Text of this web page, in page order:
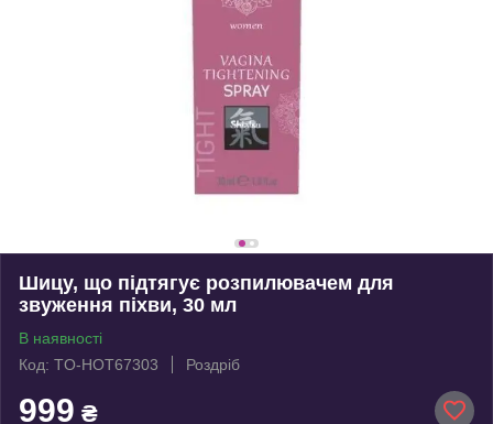
Шицу, що підтягує розпилювачем для
звуження піхви, 30 мл
В наявності
Код: TO-HOT67303
Роздріб
999 ₴